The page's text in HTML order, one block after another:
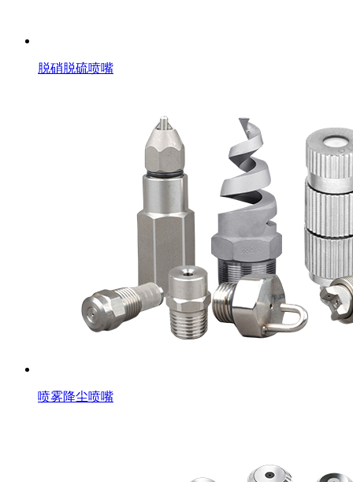
脱硝脱硫喷嘴
喷雾降尘喷嘴